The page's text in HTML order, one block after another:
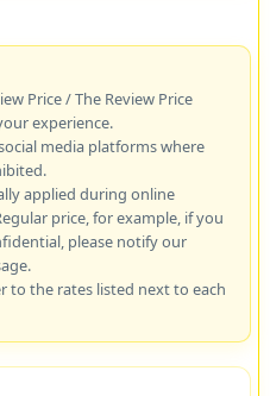
Price / The Review Price
experience.
media platforms where
applied during online
price, for example, if you
please notify our
to the rates listed next to each